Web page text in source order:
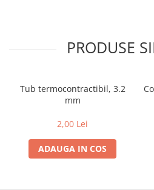
PRODUSE
Tub termocontractibil, 3.2
mm
2,00 Lei
ADAUGA IN COS